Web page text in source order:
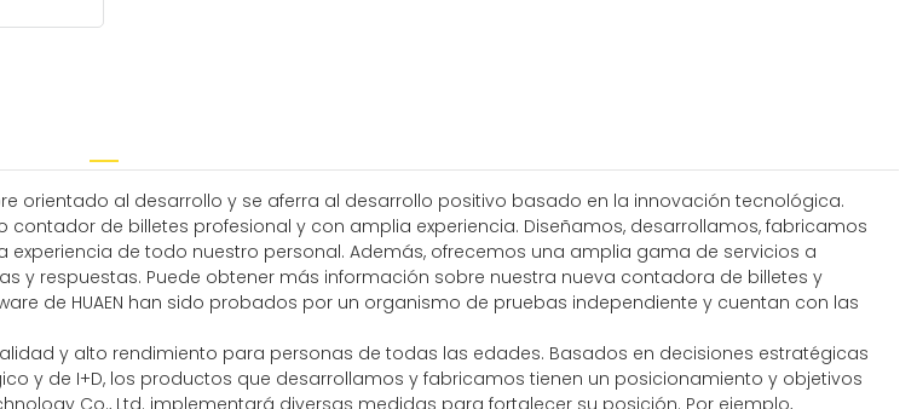
orientado al desarrollo y se aferra al desarrollo positivo basado en la innovación tecnológica.
contador de billetes profesional y con amplia experiencia. Diseñamos, desarrollamos, fabricamos
de todo nuestro personal. Además, ofrecemos una amplia gama de servicios a
y respuestas. Puede obtener más información sobre nuestra nueva contadora de billetes y
de HUAEN han sido probados por un organismo de pruebas independiente y cuentan con las
y alto rendimiento para personas de todas las edades. Basados ​​en decisiones estratégicas
y de I+D, los productos que desarrollamos y fabricamos tienen un posicionamiento y objetivos
Co., Ltd. implementará diversas medidas para fortalecer su posición. Por ejemplo,